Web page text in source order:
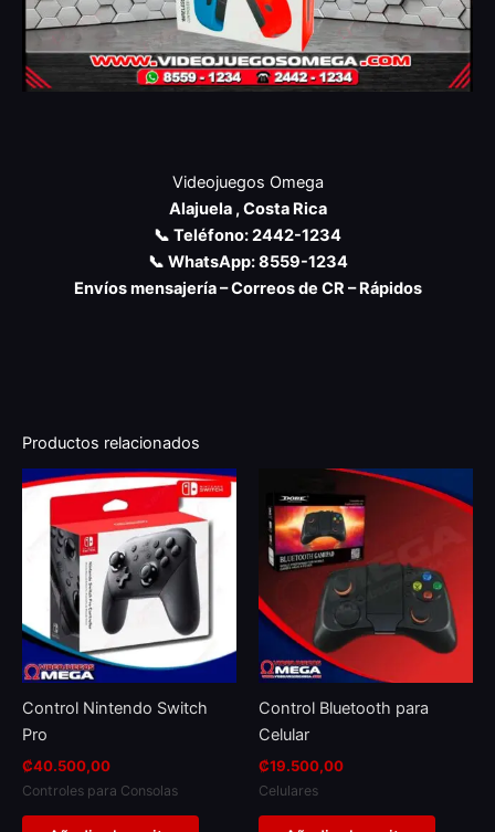
Videojuegos Omega
Alajuela , Costa Rica
📞 Teléfono: 2442-1234
📞 WhatsApp: 8559-1234
Envíos mensajería – Correos de CR – Rápidos
Productos relacionados
Control Nintendo Switch
Pro
₡40.500,00
Controles para Consolas
Control Bluetooth para
Celular
₡19.500,00
Celulares